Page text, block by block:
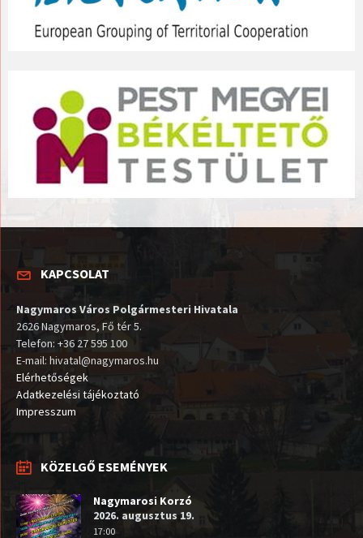
KAPCSOLAT
Nagymaros Város Polgármesteri Hivatala
2626 Nagymaros, Fő tér 5.
Telefon: +36 27 595 100
E-mail: hivatal@nagymaros.hu
Elérhetőségek
Adatkezelési tájékoztató
Impresszum
KÖZELGŐ ESEMÉNYEK
Nagymarosi Korzó
2026. augusztus 19.
17:00